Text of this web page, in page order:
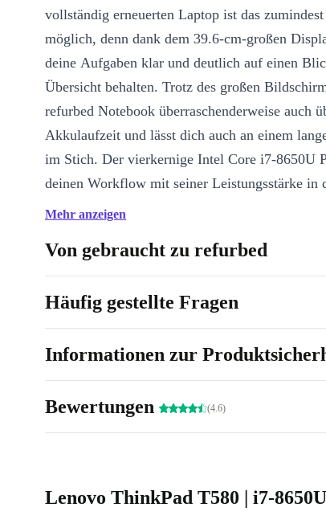
vollständig erneuerten Laptop ist das
möglich, denn dank dem 39.6-cm-großen
deine Aufgaben klar und deutlich auf einen
Übersicht behalten. Trotz des großen
refurbed Notebook überraschenderweise auch
Akkulaufzeit und lässt dich auch an einem
im Stich. Der vierkernige Intel Core i7-8650U
deinen Workflow mit seiner Leistungsstärke in
Reaktionszeiten und extrem kurze
Mehr anzeigen
Von gebraucht zu refurbed
Häufig gestellte Fragen
Informationen zur
Bewertungen (4.6)
Lenovo ThinkPad T580 | i7-